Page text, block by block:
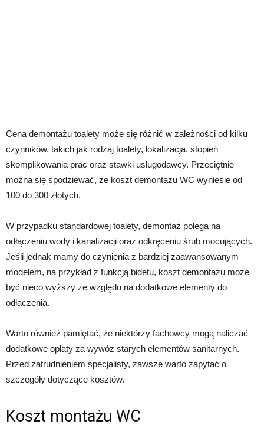
Cena demontażu toalety może się różnić w zależności od kilku
czynników, takich jak rodzaj toalety, lokalizacja, stopień
skomplikowania prac oraz stawki usługodawcy. Przeciętnie
można się spodziewać, że koszt demontażu WC wyniesie od
100 do 300 złotych.
W przypadku standardowej toalety, demontaż polega na
odłączeniu wody i kanalizacji oraz odkręceniu śrub mocujących.
Jeśli jednak mamy do czynienia z bardziej zaawansowanym
modelem, na przykład z funkcją bidetu, koszt demontażu może
być nieco wyższy ze względu na dodatkowe elementy do
odłączenia.
Warto również pamiętać, że niektórzy fachowcy mogą naliczać
dodatkowe opłaty za wywóz starych elementów sanitarnych.
Przed zatrudnieniem specjalisty, zawsze warto zapytać o
szczegóły dotyczące kosztów.
Koszt montażu WC